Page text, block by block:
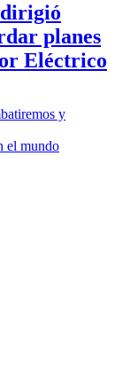
planes
Eléctrico
y
el mundo